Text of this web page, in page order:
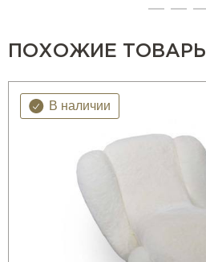
ПОХОЖИЕ ТОВАРЫ
В наличии